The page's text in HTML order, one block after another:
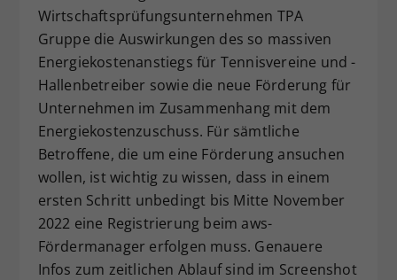
Wirtschaftsprüfungsunternehmen TPA
Gruppe die Auswirkungen des so massiven
Energiekostenanstiegs für Tennisvereine und -
Hallenbetreiber sowie die neue Förderung für
Unternehmen im Zusammenhang mit dem
Energiekostenzuschuss. Für sämtliche
Betroffene, die um eine Förderung ansuchen
wollen, ist wichtig zu wissen, dass in einem
ersten Schritt unbedingt bis Mitte November
2022 eine Registrierung beim aws-
Fördermanager erfolgen muss. Genauere
Infos zum zeitlichen Ablauf sind im Screenshot
Zweck
Dieser Wert speichert Ihre Consent-
Einstellungen. Unter anderem eine
zufällig generierte ID, für die
historische Speicherung Ihrer
vorgenommen Einstellungen, falls der
Webseiten-Betreiber dies eingestellt
hat.